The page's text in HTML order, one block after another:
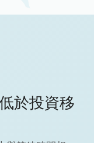
於投資移